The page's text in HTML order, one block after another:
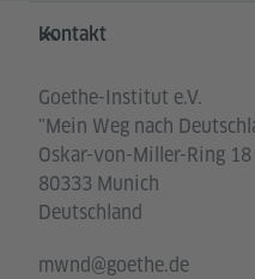
Service- und
Kontakt
Goethe-Institut e.V.
"Mein Weg nach
Oskar-von-Miller-Ring 18
80333 Munich
Deutschland
mwnd@goethe.de